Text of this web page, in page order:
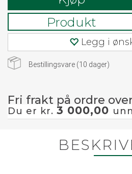
Produkt
Legg i
Bestillingsvare (10 dager)
Fri frakt på ordre
Du er kr. 3 000,00